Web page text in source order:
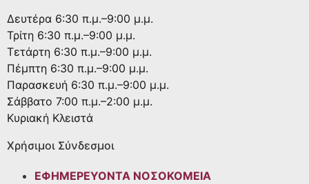
Δευτέρα 6:30 π.μ.–9:00 μ.μ.
Τρίτη 6:30 π.μ.–9:00 μ.μ.
Τετάρτη 6:30 π.μ.–9:00 μ.μ.
Πέμπτη 6:30 π.μ.–9:00 μ.μ.
Παρασκευή 6:30 π.μ.–9:00 μ.μ.
Σάββατο 7:00 π.μ.–2:00 μ.μ.
Κυριακή Κλειστά
Χρήσιμοι Σύνδεσμοι
ΕΦΗΜΕΡΕΥΟΝΤΑ ΝΟΣΟΚΟΜΕΙΑ